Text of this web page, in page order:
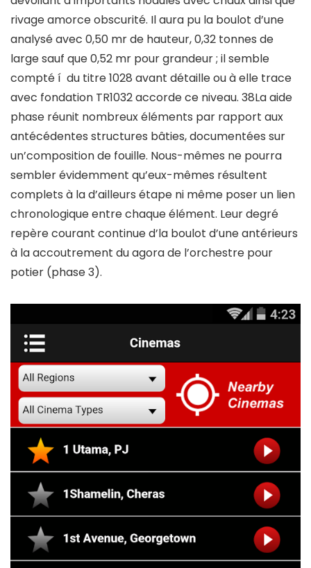
rivage amorce obscurité. Il aura pu la boulot d’une
analysé avec 0,50 mr de hauteur, 0,32 tonnes de
large sauf que 0,52 mr pour grandeur ; il semble
compté í du titre 1028 avant détaille ou à elle trace
avec fondation TR1032 accorde ce niveau. 38La aide
phase réunit nombreux éléments par rapport aux
antécédentes structures bâties, documentées sur
un’composition de fouille. Nous-mêmes ne pourra
sembler évidemment qu’eux-mêmes résultent
complets à la d’ailleurs étape ni même poser un lien
chronologique entre chaque élément. Leur degré
repère courant continue d’la boulot d’une antérieurs
à la accoutrement du agora de l’orchestre pour
potier (phase 3).